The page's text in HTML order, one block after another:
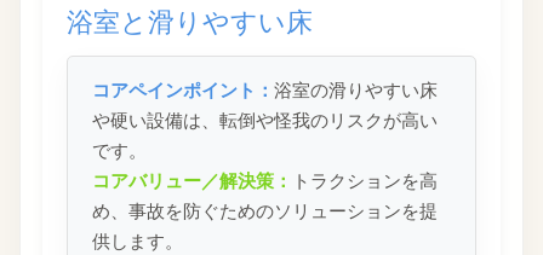
浴室と滑りやすい床
コアペインポイント： 浴室の滑りやすい床
や硬い設備は、転倒や怪我のリスクが高い
です。
コアバリュー／解決策： トラクションを高
め、事故を防ぐためのソリューションを提
供します。